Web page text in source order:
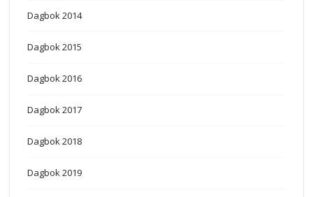
Dagbok 2014
Dagbok 2015
Dagbok 2016
Dagbok 2017
Dagbok 2018
Dagbok 2019